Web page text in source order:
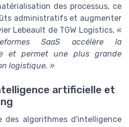
des processus, ce
administratifs et augmenter
Lebeault de TGW Logistics, «
SaaS accélère la
et permet une plus grande
logistique. »
artificielle et
des algorithmes d'intelligence